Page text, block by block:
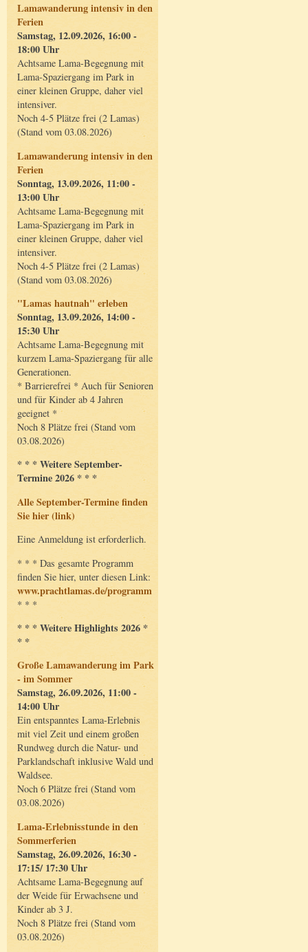
Lamawanderung intensiv in den
Ferien
Samstag, 12.09.2026, 16:00 -
18:00 Uhr
Achtsame Lama-Begegnung mit
Lama-Spaziergang im Park in
einer kleinen Gruppe, daher viel
intensiver.
Noch 4-5 Plätze frei (2 Lamas)
(Stand vom 03.08.2026)
Lamawanderung intensiv in den
Ferien
Sonntag, 13.09.2026, 11:00 -
13:00 Uhr
Achtsame Lama-Begegnung mit
Lama-Spaziergang im Park in
einer kleinen Gruppe, daher viel
intensiver.
Noch 4-5 Plätze frei (2 Lamas)
(Stand vom 03.08.2026)
"Lamas hautnah" erleben
Sonntag, 13.09.2026, 14:00 -
15:30 Uhr
Achtsame Lama-Begegnung mit
kurzem Lama-Spaziergang für alle
Generationen.
* Barrierefrei * Auch für Senioren
und für Kinder ab 4 Jahren
geeignet *
Noch 8 Plätze frei (Stand vom
03.08.2026)
* * * Weitere September-
Termine 2026 * * *
Alle September-Termine finden
Sie hier (link)
Eine Anmeldung ist erforderlich.
* * * Das gesamte Programm
finden Sie hier, unter diesen Link:
www.prachtlamas.de/programm
* * *
* * * Weitere Highlights 2026 *
* *
Große Lamawanderung im Park
- im Sommer
Samstag, 26.09.2026, 11:00 -
14:00 Uhr
Ein entspanntes Lama-Erlebnis
mit viel Zeit und einem großen
Rundweg durch die Natur- und
Parklandschaft inklusive Wald und
Waldsee.
Noch 6 Plätze frei (Stand vom
03.08.2026)
Lama-Erlebnisstunde in den
Sommerferien
Samstag, 26.09.2026, 16:30 -
17:15/ 17:30 Uhr
Achtsame Lama-Begegnung auf
der Weide für Erwachsene und
Kinder ab 3 J.
Noch 8 Plätze frei (Stand vom
03.08.2026)